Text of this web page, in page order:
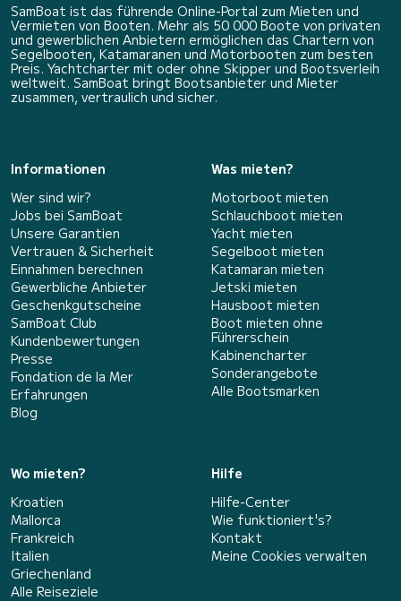
SamBoat ist das führende Online-Portal zum Mieten und
Vermieten von Booten. Mehr als 50 000 Boote von privaten
und gewerblichen Anbietern ermöglichen das Chartern von
Segelbooten, Katamaranen und Motorbooten zum besten
Preis. Yachtcharter mit oder ohne Skipper und Bootsverleih
weltweit. SamBoat bringt Bootsanbieter und Mieter
zusammen, vertraulich und sicher.
Informationen
Wer sind wir?
Jobs bei SamBoat
Unsere Garantien
Vertrauen & Sicherheit
Einnahmen berechnen
Gewerbliche Anbieter
Geschenkgutscheine
SamBoat Club
Kundenbewertungen
Presse
Fondation de la Mer
Erfahrungen
Blog
Was mieten?
Motorboot mieten
Schlauchboot mieten
Yacht mieten
Segelboot mieten
Katamaran mieten
Jetski mieten
Hausboot mieten
Boot mieten ohne
Führerschein
Kabinencharter
Sonderangebote
Alle Bootsmarken
Wo mieten?
Kroatien
Mallorca
Frankreich
Italien
Griechenland
Alle Reiseziele
Hilfe
Hilfe-Center
Wie funktioniert's?
Kontakt
Meine Cookies verwalten